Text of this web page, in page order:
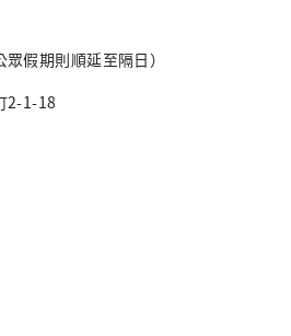
假期則順延至隔日）
2-1-18